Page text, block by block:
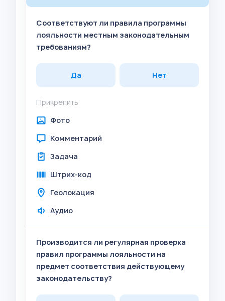
Соответствуют ли правила программы
лояльности местным законодательным
требованиям?
Да Нет
Прикрепить
Фото
Комментарий
Задача
Штрих-код
Геолокация
Аудио
Производится ли регулярная проверка
правил программы лояльности на
предмет соответствия действующему
законодательству?